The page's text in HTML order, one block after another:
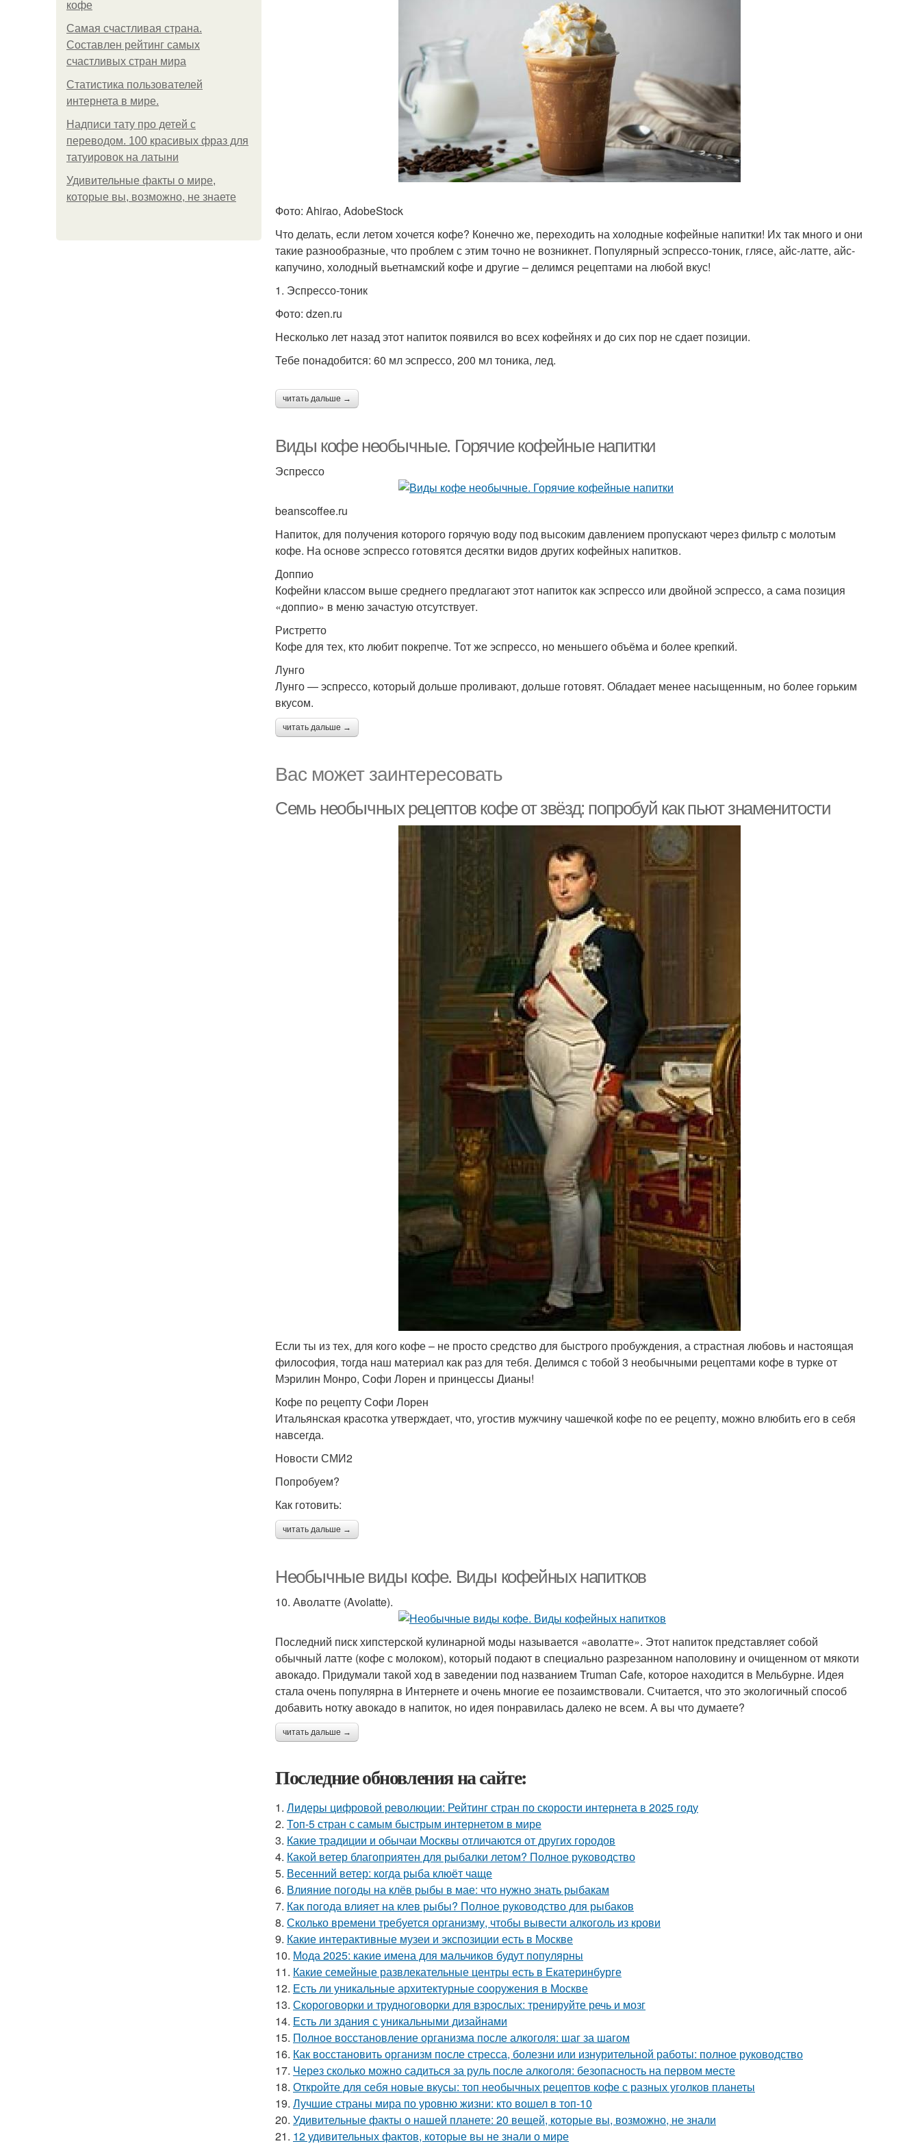
кофе
Самая счастливая страна.
Составлен рейтинг самых
счастливых стран мира
Статистика пользователей
интернета в мире.
Надписи тату про детей с
переводом. 100 красивых фраз для
татуировок на латыни
Удивительные факты о мире,
которые вы, возможно, не знаете
Фото: Ahirao, AdobeStock
Что делать, если летом хочется кофе? Конечно же, переходить на холодные кофейные напитки! Их так много и они
такие разнообразные, что проблем с этим точно не возникнет. Популярный эспрессо-тоник, глясе, айс-латте, айс-
капучино, холодный вьетнамский кофе и другие – делимся рецептами на любой вкус!
1. Эспрессо-тоник
Фото: dzen.ru
Несколько лет назад этот напиток появился во всех кофейнях и до сих пор не сдает позиции.
Тебе понадобится: 60 мл эспрессо, 200 мл тоника, лед.
читать дальше →
Виды кофе необычные. Горячие кофейные напитки
Эспрессо
beanscoffee.ru
Напиток, для получения которого горячую воду под высоким давлением пропускают через фильтр с молотым
кофе. На основе эспрессо готовятся десятки видов других кофейных напитков.
Доппио
Кофейни классом выше среднего предлагают этот напиток как эспрессо или двойной эспрессо, а сама позиция
«доппио» в меню зачастую отсутствует.
Ристретто
Кофе для тех, кто любит покрепче. Тот же эспрессо, но меньшего объёма и более крепкий.
Лунго
Лунго — эспрессо, который дольше проливают, дольше готовят. Обладает менее насыщенным, но более горьким
вкусом.
читать дальше →
Вас может заинтересовать
Семь необычных рецептов кофе от звёзд: попробуй как пьют знаменитости
Если ты из тех, для кого кофе – не просто средство для быстрого пробуждения, а страстная любовь и настоящая
философия, тогда наш материал как раз для тебя. Делимся с тобой 3 необычными рецептами кофе в турке от
Мэрилин Монро, Софи Лорен и принцессы Дианы!
Кофе по рецепту Софи Лорен
Итальянская красотка утверждает, что, угостив мужчину чашечкой кофе по ее рецепту, можно влюбить его в себя
навсегда.
Новости СМИ2
Попробуем?
Как готовить:
читать дальше →
Необычные виды кофе. Виды кофейных напитков
10. Аволатте (Avolatte).
Последний писк хипстерской кулинарной моды называется «аволатте». Этот напиток представляет собой
обычный латте (кофе с молоком), который подают в специально разрезанном наполовину и очищенном от мякоти
авокадо. Придумали такой ход в заведении под названием Truman Cafe, которое находится в Мельбурне. Идея
стала очень популярна в Интернете и очень многие ее позаимствовали. Считается, что это экологичный способ
добавить нотку авокадо в напиток, но идея понравилась далеко не всем. А вы что думаете?
читать дальше →
Последние обновления на сайте:
1. Лидеры цифровой революции: Рейтинг стран по скорости интернета в 2025 году
2. Топ-5 стран с самым быстрым интернетом в мире
3. Какие традиции и обычаи Москвы отличаются от других городов
4. Какой ветер благоприятен для рыбалки летом? Полное руководство
5. Весенний ветер: когда рыба клюёт чаще
6. Влияние погоды на клёв рыбы в мае: что нужно знать рыбакам
7. Как погода влияет на клев рыбы? Полное руководство для рыбаков
8. Сколько времени требуется организму, чтобы вывести алкоголь из крови
9. Какие интерактивные музеи и экспозиции есть в Москве
10. Мода 2025: какие имена для мальчиков будут популярны
11. Какие семейные развлекательные центры есть в Екатеринбурге
12. Есть ли уникальные архитектурные сооружения в Москве
13. Скороговорки и трудноговорки для взрослых: тренируйте речь и мозг
14. Есть ли здания с уникальными дизайнами
15. Полное восстановление организма после алкоголя: шаг за шагом
16. Как восстановить организм после стресса, болезни или изнурительной работы: полное руководство
17. Через сколько можно садиться за руль после алкоголя: безопасность на первом месте
18. Откройте для себя новые вкусы: топ необычных рецептов кофе с разных уголков планеты
19. Лучшие страны мира по уровню жизни: кто вошел в топ-10
20. Удивительные факты о нашей планете: 20 вещей, которые вы, возможно, не знали
21. 12 удивительных фактов, которые вы не знали о мире